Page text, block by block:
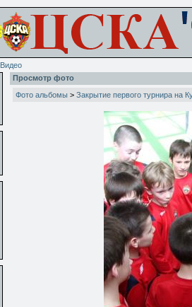
Видео
Просмотр фото
Фото альбомы > Закрытие первого турнира на